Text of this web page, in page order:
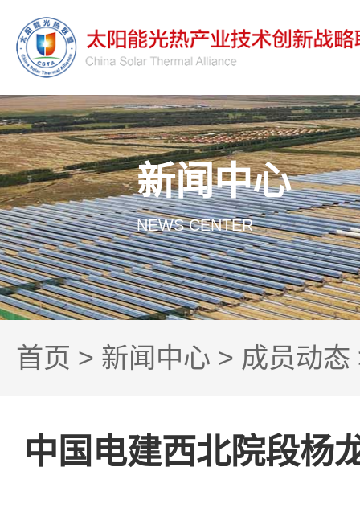
新闻中心
NEWS CENTER
首页 > 新闻中心 > 成员动态
中国电建西北院段杨